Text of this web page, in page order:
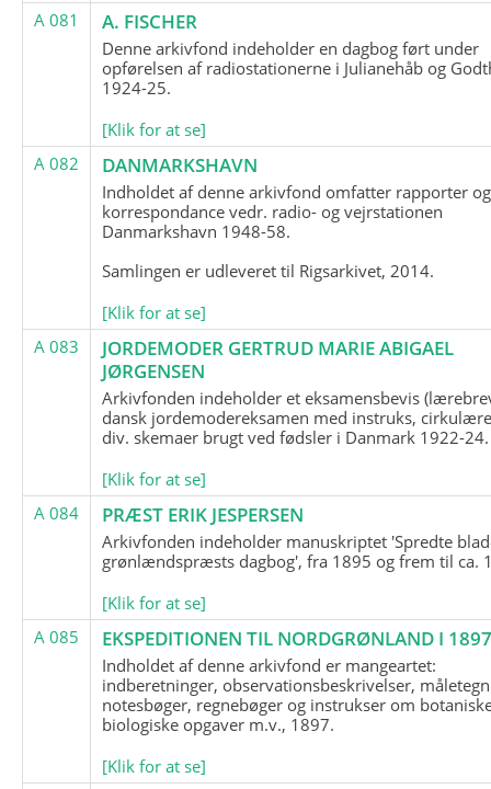
A 081
A. FISCHER
Denne arkivfond indeholder en dagbog ført under
opførelsen af radiostationerne i Julianehåb og
1924-25.
[Klik for at se]
A 082
DANMARKSHAVN
Indholdet af denne arkivfond omfatter rapporter og
korrespondance vedr. radio- og vejrstationen
Danmarkshavn 1948-58.
Samlingen er udleveret til Rigsarkivet, 2014.
[Klik for at se]
A 083
JORDEMODER GERTRUD MARIE ABIGAEL
JØRGENSEN
Arkivfonden indeholder et eksamensbevis
dansk jordemodereksamen med instruks,
div. skemaer brugt ved fødsler i Danmark 1922-24.
[Klik for at se]
A 084
PRÆST ERIK JESPERSEN
Arkivfonden indeholder manuskriptet 'Spredte
grønlændspræsts dagbog', fra 1895 og frem til ca.
[Klik for at se]
A 085
EKSPEDITIONEN TIL NORDGRØNLAND I
Indholdet af denne arkivfond er mangeartet:
indberetninger, observationsbeskrivelser,
notesbøger, regnebøger og instrukser om
biologiske opgaver m.v., 1897.
[Klik for at se]